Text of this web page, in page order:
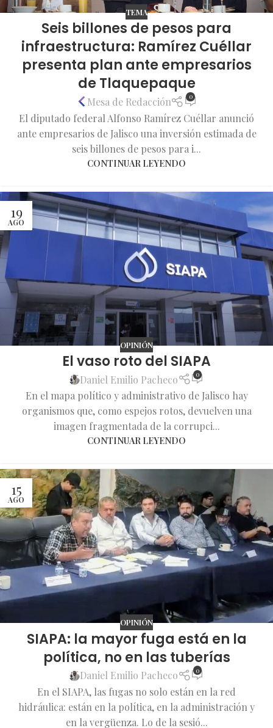
TEMA
Seis billones de pesos para
infraestructura: Ramírez Cuéllar
presenta plan ante empresarios
de Tlaquepaque
Mesa de Redacción 0
El diputado federal Alfonso Ramírez Cuéllar anunció
ante empresarios de Jalisco una inversión estimada de
seis billones de pesos para i...
CONTINUAR LEYENDO
19
AGO
OPINIÓN
El vaso roto del SIAPA
Daniel Emilio Pacheco 0
En el mapa político y administrativo de Jalisco hay
organismos que, como espejos rotos, devuelven una
imagen fragmentada de la corrupci...
CONTINUAR LEYENDO
15
AGO
OPINIÓN
SIAPA: la mayor fuga está en la
política, no en las tuberías
Daniel Emilio Pacheco 0
En el SIAPA, las fugas no solo están en la red
hidráulica: están en la política, en la administración y
en la vergüenza. Lo de la sesió...